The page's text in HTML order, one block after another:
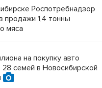
Роспотребнадзор
продажи 1,4 тонны
мяса
на покупку авто
28 семей в Новосибирской